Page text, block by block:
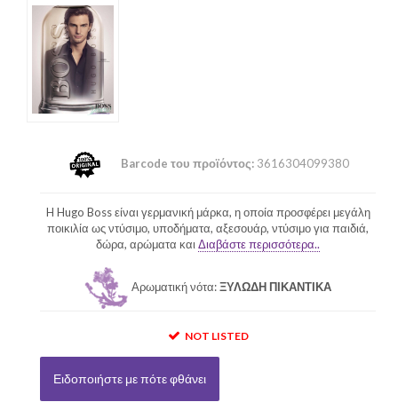
Barcode του προϊόντος:3616304099380
H Hugo Boss είναι γερμανική μάρκα, η οποία προσφέρει μεγάλη
ποικιλία ως ντύσιμο, υποδήματα, αξεσουάρ, ντύσιμο για παιδιά,
δώρα, αρώματα και Διαβάστε περισσότερα..
Αρωματική νότα:ΞΥΛΩΔΗ ΠΙΚΑΝΤΙΚΑ
NOT LISTED
Ειδοποιήστε με πότε φθάνει